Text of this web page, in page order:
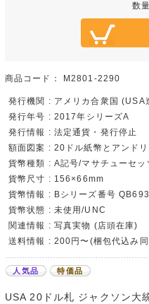
数量
商品コード： M2801-2290
発行機関 : アメリカ合衆国 (USA
発行年号 : 2017年シリーズA
発行情報 : 法定通貨・発行停止
額面図案 : 20ドル紙幣とアンド
貨幣種類 : A記号/マサチューセ
貨幣尺寸 : 156×66mm
貨幣情報 : Bシリーズ番号
貨幣状態 : 未使用/UNC
関連情報 : 写真実物 (店頭在庫)
送料情報 : 200円〜(梱包代込み
人気品 特価品
USA 20ドル札 ジャクソン大